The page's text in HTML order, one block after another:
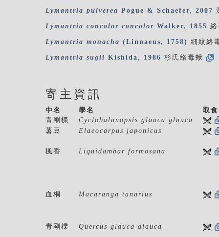
Lymantria pulverea Pogue & Schaefer, 2007
Lymantria concolor concolor Walker, 1855
Lymantria monacha (Linnaeus, 1758) 細紋絡
Lymantria sugii Kishida, 1986 杉氏絡毒蛾
寄主資訊
中名 學名 取
青剛櫟
Cyclobalanopsis glauca glauca
薯豆
Elaeocarpus japonicus
楓香 Liquidambar formosana
血桐 Macaranga tanarius
青剛櫟 Quercus glauca glauca